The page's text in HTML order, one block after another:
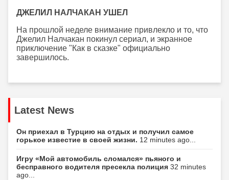
ДЖЕЛИЛ НАЛЧАКАН УШЕЛ
На прошлой неделе внимание привлекло и то, что
Джелил Налчакан покинул сериал, и экранное
приключение "Как в сказке" официально
завершилось.
Latest News
Он приехал в Турцию на отдых и получил самое
горькое известие в своей жизни. 12 minutes ago...
Игру «Мой автомобиль сломался» пьяного и
бесправного водителя пресекла полиция 32 minutes
ago...